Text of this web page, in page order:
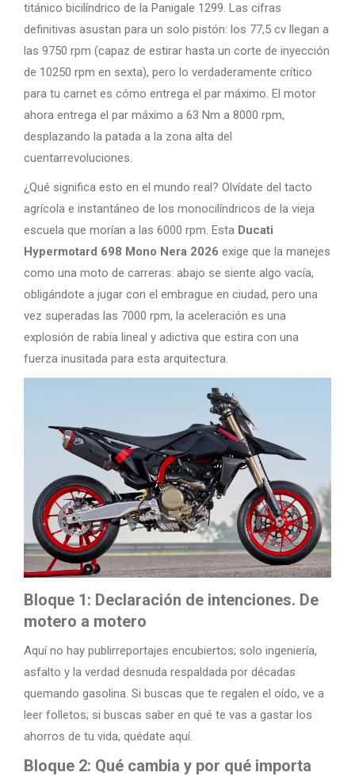
titánico bicilíndrico de la Panigale 1299. Las cifras
definitivas asustan para un solo pistón: los 77,5 cv llegan a
las 9750 rpm (capaz de estirar hasta un corte de inyección
de 10250 rpm en sexta), pero lo verdaderamente crítico
para tu carnet es cómo entrega el par máximo. El motor
ahora entrega el par máximo a 63 Nm a 8000 rpm,
desplazando la patada a la zona alta del
cuentarrevoluciones.
¿Qué significa esto en el mundo real? Olvídate del tacto
agrícola e instantáneo de los monocilíndricos de la vieja
escuela que morían a las 6000 rpm. Esta Ducati
Hypermotard 698 Mono Nera 2026 exige que la manejes
como una moto de carreras: abajo se siente algo vacía,
obligándote a jugar con el embrague en ciudad, pero una
vez superadas las 7000 rpm, la aceleración es una
explosión de rabia lineal y adictiva que estira con una
fuerza inusitada para esta arquitectura.
Bloque 1: Declaración de intenciones. De
motero a motero
Aquí no hay publirreportajes encubiertos; solo ingeniería,
asfalto y la verdad desnuda respaldada por décadas
quemando gasolina. Si buscas que te regalen el oído, ve a
leer folletos; si buscas saber en qué te vas a gastar los
ahorros de tu vida, quédate aquí.
Bloque 2: Qué cambia y por qué importa